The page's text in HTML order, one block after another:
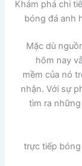
Mặc dù
hôm nay
mềm của nó
nhận. Với sự
tìm ra
trực tiếp